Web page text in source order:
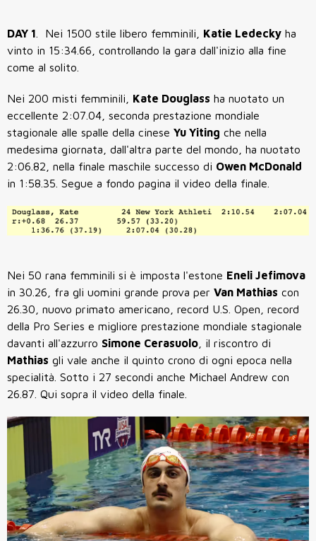
DAY 1 . Nei 1500 stile libero femminili, Katie Ledecky ha
vinto in 15:34.66, controllando la gara dall'inizio alla fine
come al solito.
Nei 200 misti femminili, Kate Douglass ha nuotato un
eccellente 2:07.04, seconda prestazione mondiale
stagionale alle spalle della cinese Yu Yiting che nella
medesima giornata, dall'altra parte del mondo, ha nuotato
2:06.82, nella finale maschile successo di Owen McDonald
in 1:58.35. Segue a fondo pagina il video della finale.
Nei 50 rana femminili si è imposta l'estone Eneli Jefimova
in 30.26, fra gli uomini grande prova per Van Mathias con
26.30, nuovo primato americano, record U.S. Open, record
della Pro Series e migliore prestazione mondiale stagionale
davanti all'azzurro Simone Cerasuolo , il riscontro di
Mathias gli vale anche il quinto crono di ogni epoca nella
specialità. Sotto i 27 secondi anche Michael Andrew con
26.87. Qui sopra il video della finale.